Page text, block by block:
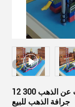
12 بوصة قارب التنقيب عن الذهب 300m3/H 2647kW قارب
جرافة الذهب للبيع